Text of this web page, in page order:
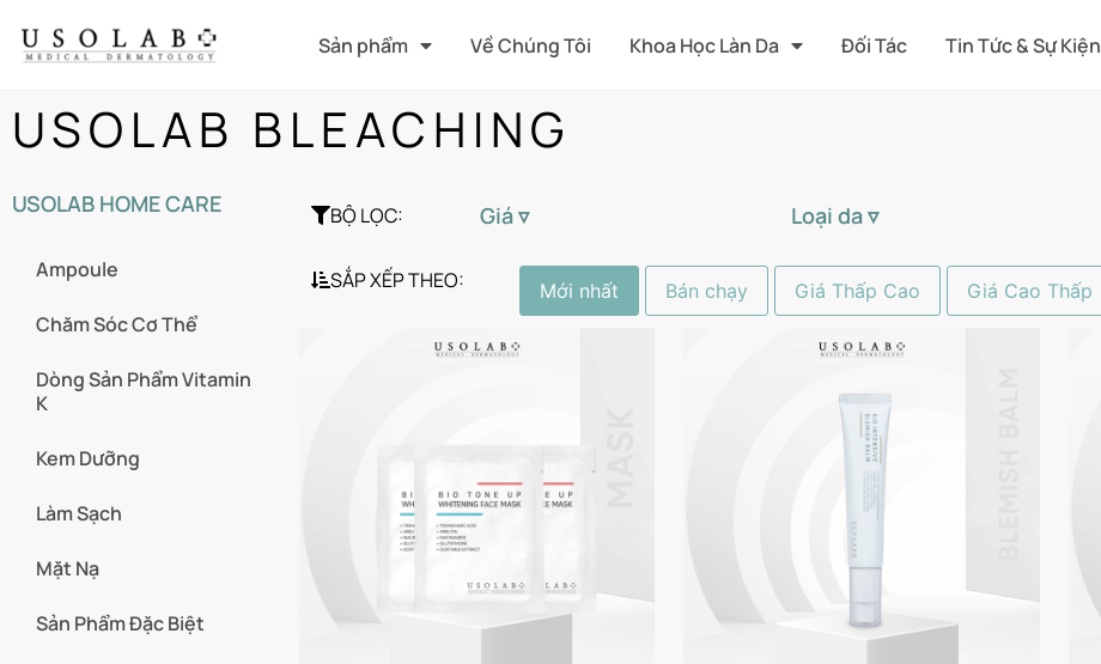
Sản phẩm Về Chúng Tôi Khoa Học Làn Da Đối Tác Tin Tức & Sự Kiện
USOLAB BLEACHING
USOLAB HOME CARE
Ampoule
Chăm Sóc Cơ Thể
Dòng Sản Phẩm Vitamin
K
Kem Dưỡng
Làm Sạch
Mặt Nạ
Sản Phẩm Đặc Biệt
BỘ LỌC: Giá ▿ Loại da ▿
SẮP XẾP THEO: Mới nhất Bán chạy Giá Thấp Cao Giá Cao Thấp